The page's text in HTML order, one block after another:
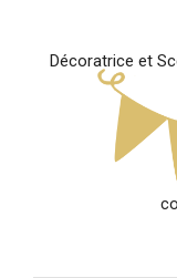
Décoratrice et